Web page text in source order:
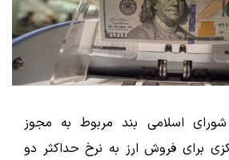
اسلامی بند مربوط به مجوز
برای فروش ارز به نرخ حداکثر دو